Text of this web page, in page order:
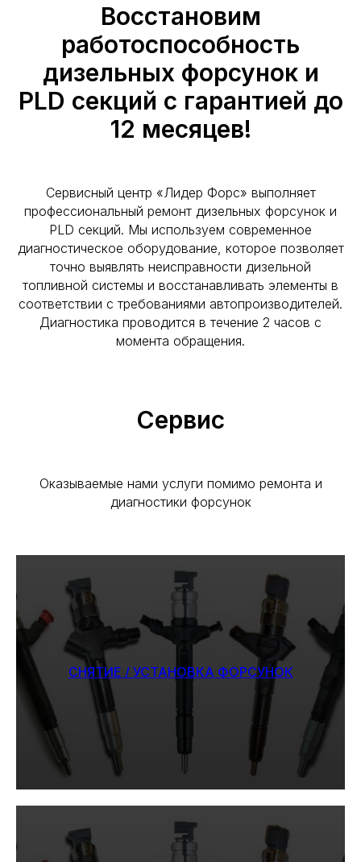
Восстановим
работоспособность
дизельных форсунок и
PLD секций с гарантией до
12 месяцев!
Сервисный центр «Лидер Форс» выполняет
профессиональный ремонт дизельных форсунок и
PLD секций. Мы используем современное
диагностическое оборудование, которое позволяет
точно выявлять неисправности дизельной
топливной системы и восстанавливать элементы в
соответствии с требованиями автопроизводителей.
Диагностика проводится в течение 2 часов с
момента обращения.
Сервис
Оказываемые нами услуги помимо ремонта и
диагностики форсунок
СНЯТИЕ / УСТАНОВКА ФОРСУНОК